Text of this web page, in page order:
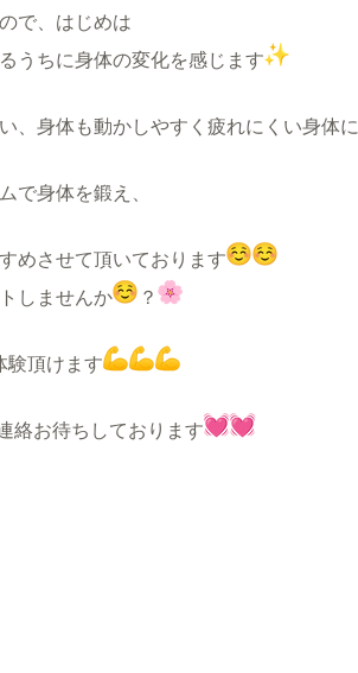
で、はじめは
うちに身体の変化を感じます
、身体も動かしやすく疲れにくい身体に
で身体を鍛え、
めさせて頂いております
しませんか
？
験頂けます
絡お待ちしております